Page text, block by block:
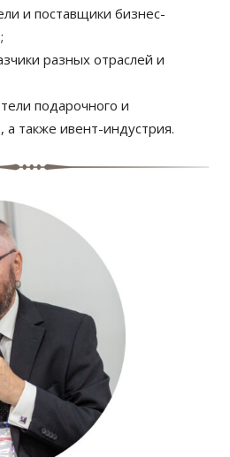
и поставщики бизнес-
разных отраслей и
подарочного и
а также ивент-индустрия.